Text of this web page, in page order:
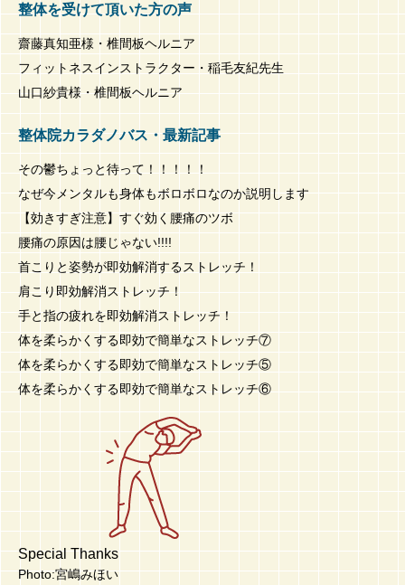
整体を受けて頂いた方の声
齋藤真知亜様・椎間板ヘルニア
フィットネスインストラクター・稲毛友紀先生
山口紗貴様・椎間板ヘルニア
整体院カラダノバス・最新記事
その鬱ちょっと待って！！！！！
なぜ今メンタルも身体もボロボロなのか説明します
【効きすぎ注意】すぐ効く腰痛のツボ
腰痛の原因は腰じゃない!!!!
首こりと姿勢が即効解消するストレッチ！
肩こり即効解消ストレッチ！
手と指の疲れを即効解消ストレッチ！
体を柔らかくする即効で簡単なストレッチ⑦
体を柔らかくする即効で簡単なストレッチ⑤
体を柔らかくする即効で簡単なストレッチ⑥
Special Thanks
Photo:宮嶋みほい